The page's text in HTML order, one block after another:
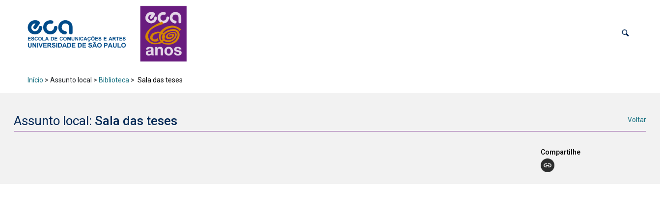
Início > Assunto local > Biblioteca > Sala das teses
Assunto local: Sala das teses Voltar
Compartilhe